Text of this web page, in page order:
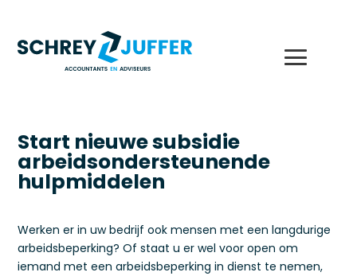
Start nieuwe subsidie
arbeidsondersteunende
hulpmiddelen
Werken er in uw bedrijf ook mensen met een langdurige
arbeidsbeperking? Of staat u er wel voor open om
iemand met een arbeidsbeperking in dienst te nemen,